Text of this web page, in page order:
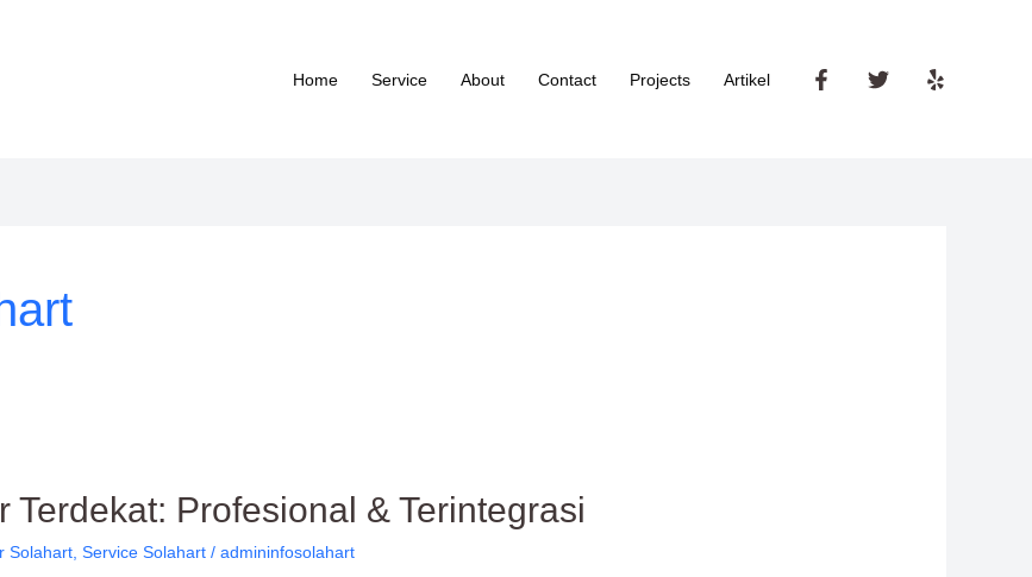
Home Service About Contact Projects Artikel
Profesional & Terintegrasi
Solahart ,Service Solahart /admininfosolahart